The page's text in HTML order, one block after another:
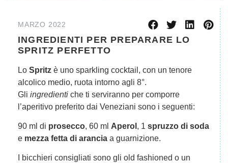
MARZO 2022
INGREDIENTI PER PREPARARE LO
SPRITZ PERFETTO
Lo Spritz è uno sparkling cocktail, con un tenore
alcolico medio, ruota intorno agli 8°.
Gli ingredienti che ti serviranno per comporre
l’aperitivo preferito dai Veneziani sono i seguenti:
90 ml di prosecco, 60 ml Aperol , 1 spruzzo di soda
e mezza fetta di arancia a guarnizione.
I bicchieri consigliati sono gli old fashioned o un